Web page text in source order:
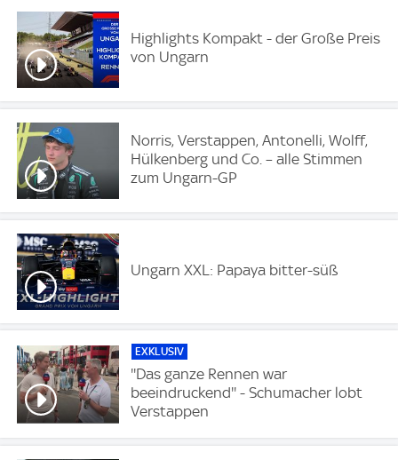
Highlights Kompakt - der Große Preis
von Ungarn
Norris, Verstappen, Antonelli, Wolff,
Hülkenberg und Co. – alle Stimmen
zum Ungarn-GP
Ungarn XXL: Papaya bitter-süß
EXKLUSIV
''Das ganze Rennen war
beeindruckend'' - Schumacher lobt
Verstappen